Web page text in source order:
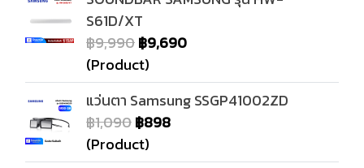
S61D/XT
฿9,990฿9,690
(Product)
แว่นตา Samsung SSGP41002ZD
฿1,090฿898
(Product)